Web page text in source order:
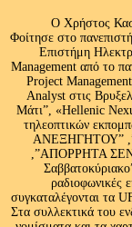
Ο Χρήστος
Φοίτησε στο
Επιστήμη
Management από το
Project
Analyst στις
Μάτι”, «Hellenic
τηλεοπτικών
ΑΝΕΞΗΓΗΤΟΥ”
,”ΑΠΟΡΡΗΤΑ
ραδιοφωνικές
συγκαταλέγονται τα
Στα συλλεκτικά του